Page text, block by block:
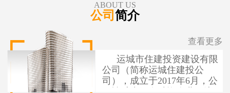
ABOUT US
公司 简介
运城市住建投资建设有限
公司（简称运城住建投公
司），成立于2017年6月，公
查看更多